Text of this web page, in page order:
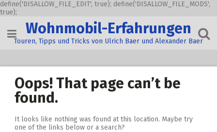
define('DISALLOW_FILE_EDIT', true); define('DISALLOW_FILE_MODS',
true);
content
Wohnmobil-Erfahrungen
Touren, Tipps und Tricks von Ulrich Baer und Alexander Baer
Oops! That page can’t be
found.
It looks like nothing was found at this location. Maybe try
one of the links below or a search?